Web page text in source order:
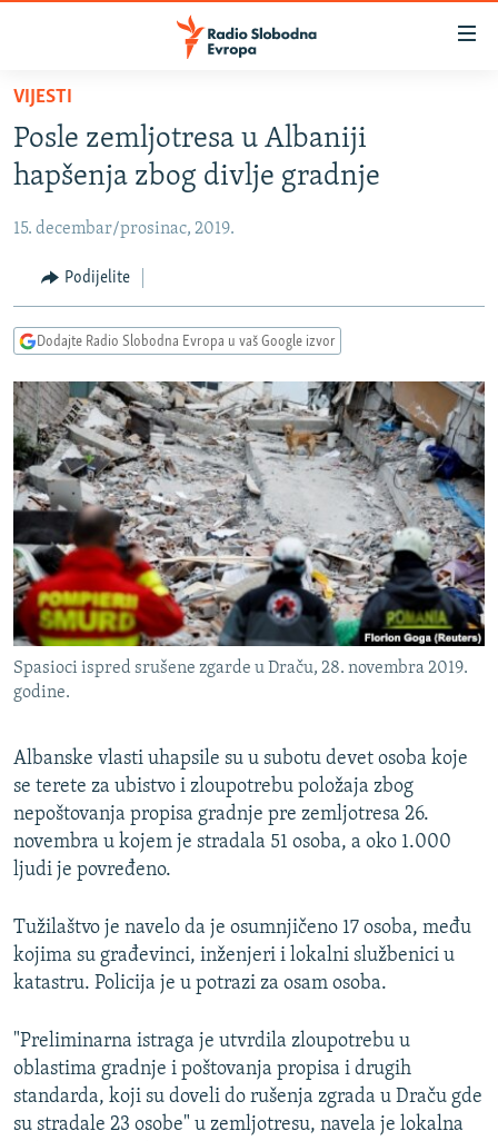
Pređite
glavni
sadržaj
Pređite
na
navigaciju
Pređite
na
VIJESTI
BOSNA I HERCEGOVINA
SRBIJA
KOSOVO
CRNA GORA
VIDEO
FOTOGALERIJE
INFOGRAFIKE
PODCASTI
RAT U UKRAJINI
KINA NA BALKANU
RSE PRIČE IZ SVIJETA
ISPRIČAJ MI
DNEVNO@RSE
SPECIJALI RSE
VIŠE OD NASLOVA
GENOCID U SREBRENICI
TV LIBERTY
MOJA EVROPA
TRI DECENIJE OD RATA U BIH
SVE KARTE DEJTONA
NASTANAK I RASPAD JUGOSLAVIJE
PRATITE NAS
Sve RFE/RL stranice
VIJESTI
Posle zemljotresa u Albaniji
hapšenja zbog divlje gradnje
15. decembar/prosinac, 2019.
Podijelite
Dodajte Radio Slobodna Evropa u vaš Google izvor
Spasioci ispred srušene zgarde u Draču, 28. novembra 2019.
godine.
Albanske vlasti uhapsile su u subotu devet osoba koje
se terete za ubistvo i zloupotrebu položaja zbog
nepoštovanja propisa gradnje pre zemljotresa 26.
novembra u kojem je stradala 51 osoba, a oko 1.000
ljudi je povređeno.
Tužilaštvo je navelo da je osumnjičeno 17 osoba, među
kojima su građevinci, inženjeri i lokalni službenici u
katastru. Policija je u potrazi za osam osoba.
"Preliminarna istraga je utvrdila zloupotrebu u
oblastima gradnje i poštovanja propisa i drugih
standarda, koji su doveli do rušenja zgrada u Draču gde
su stradale 23 osobe" u zemljotresu, navela je lokalna